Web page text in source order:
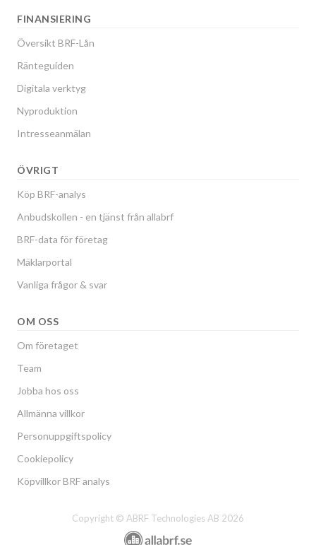
FINANSIERING
Översikt BRF-Lån
Ränteguiden
Digitala verktyg
Nyproduktion
Intresseanmälan
ÖVRIGT
Köp BRF-analys
Anbudskollen - en tjänst från allabrf
BRF-data för företag
Mäklarportal
Vanliga frågor & svar
OM OSS
Om företaget
Team
Jobba hos oss
Allmänna villkor
Personuppgiftspolicy
Cookiepolicy
Köpvillkor BRF analys
Copyright © ABRF Technologies AB 2026